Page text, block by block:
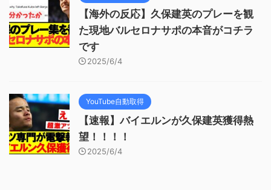
【海外の反応】久保建英のプレーを観
た現地バルセロナサポの本音がコチラ
です
2025/6/4
YouTube自動取得
【速報】バイエルンが久保建英獲得熱
望！！！！
2025/6/4